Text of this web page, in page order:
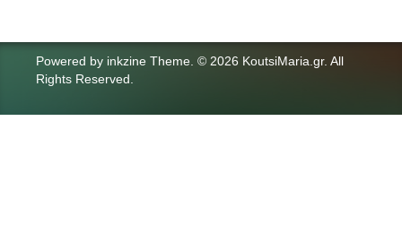
Powered by inkzine Theme © 2026 KoutsiMaria.gr. All
Rights Reserved.